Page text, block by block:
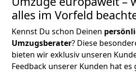
alles im Vorfeld
Kennst Du schon Deinen
Umzugsberater? Diese
bieten wir exklusiv unseren
Feedback unserer Kunden hat